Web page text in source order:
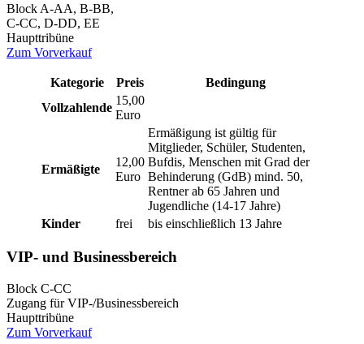
Block A-AA, B-BB,
C-CC, D-DD, EE
Haupttribüne
Zum Vorverkauf
Kategorie Preis
Bedingung
Vollzahlende
15,00
Euro
Ermäßigte
12,00
Euro
Ermäßigung ist gültig für
Mitglieder, Schüler, Studenten,
Bufdis, Menschen mit Grad der
Behinderung (GdB) mind. 50,
Rentner ab 65 Jahren und
Jugendliche (14-17 Jahre)
Kinder
frei bis einschließlich 13 Jahre
VIP- und Businessbereich
Block C-CC
Zugang für VIP-/Businessbereich
Haupttribüne
Zum Vorverkauf